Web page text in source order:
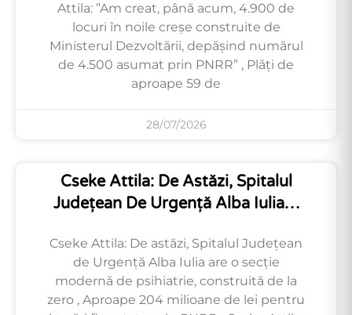
Attila: ”Am creat, până acum, 4.900 de
locuri în noile creșe construite de
Ministerul Dezvoltării, depășind numărul
de 4.500 asumat prin PNRR” , Plăți de
aproape 59 de
28/07/2026
Cseke Attila: De Astăzi, Spitalul
Județean De Urgență Alba Iulia…
Cseke Attila: De astăzi, Spitalul Județean
de Urgență Alba Iulia are o secție
modernă de psihiatrie, construită de la
zero , Aproape 204 milioane de lei pentru